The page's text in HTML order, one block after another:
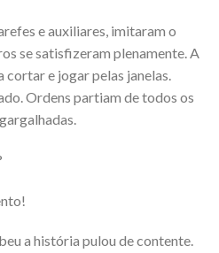
e auxiliares, imitaram o
se satisfizeram plenamente. A
cortar e jogar pelas janelas.
Ordens partiam de todos os
a história pulou de contente.